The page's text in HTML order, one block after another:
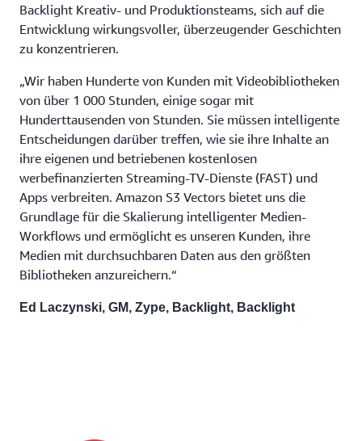
Backlight Kreativ- und Produktionsteams, sich auf die
Entwicklung wirkungsvoller, überzeugender Geschichten
zu konzentrieren.
„Wir haben Hunderte von Kunden mit Videobibliotheken
von über 1 000 Stunden, einige sogar mit
Hunderttausenden von Stunden. Sie müssen intelligente
Entscheidungen darüber treffen, wie sie ihre Inhalte an
ihre eigenen und betriebenen kostenlosen
werbefinanzierten Streaming-TV-Dienste (FAST) und
Apps verbreiten. Amazon S3 Vectors bietet uns die
Grundlage für die Skalierung intelligenter Medien-
Workflows und ermöglicht es unseren Kunden, ihre
Medien mit durchsuchbaren Daten aus den größten
Bibliotheken anzureichern.“
Ed Laczynski, GM, Zype, Backlight, Backlight